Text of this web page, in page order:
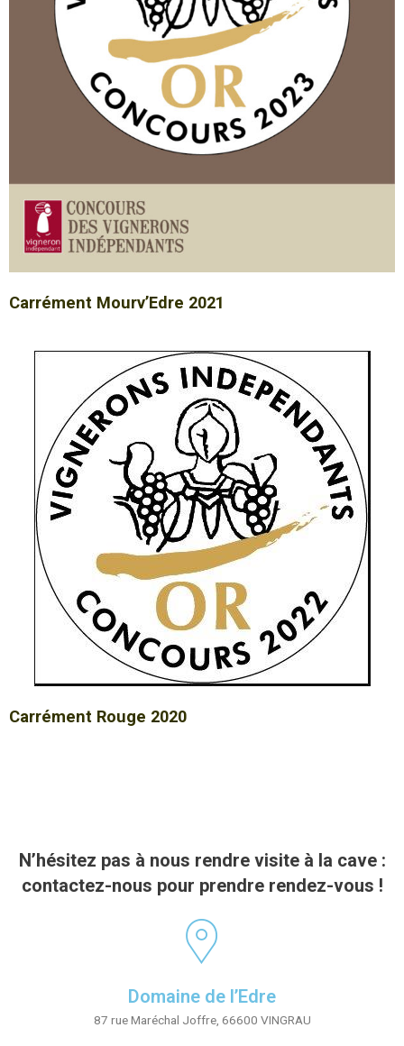
Carrément Mourv’Edre 2021
Carrément Rouge 2020
N’hésitez pas à nous rendre visite à la cave :
contactez-nous pour prendre rendez-vous !
Domaine de l’Edre
87 rue Maréchal Joffre, 66600 VINGRAU